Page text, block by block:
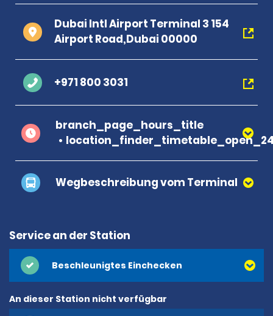
Dubai Intl Airport Terminal 3 154
Airport Road,Dubai 00000
+971 800 3031
branch_page_hours_title
Wegbeschreibung vom Terminal
Service an der Station
Beschleunigtes Einchecken
An dieser Station nicht verfügbar